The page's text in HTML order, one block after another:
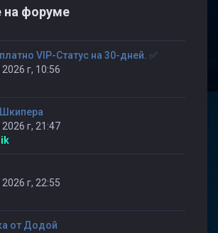
на форуме
VIP-Статус на 30-дней. ✅
г, 10:56
г, 21:47
г, 22:55
от Додой